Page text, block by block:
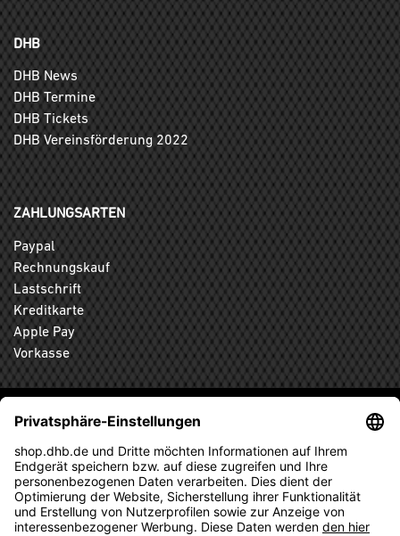
DHB
DHB News
DHB Termine
DHB Tickets
DHB Vereinsförderung 2022
ZAHLUNGSARTEN
Paypal
Rechnungskauf
Lastschrift
Kreditkarte
Apple Pay
Vorkasse
ABONNIEREN SIE DEN KOSTENLOSEN DHB-FANSHOP
NEWSLETTER UND VERPASSEN SIE KEINE NEUIGKEIT ODER
AKTION MEHR.
ANMELDEN